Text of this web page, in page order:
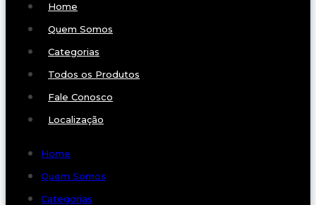
Home
Quem Somos
Categorias
Todos os Produtos
Fale Conosco
Localização
Home
Quem Somos
Categorias